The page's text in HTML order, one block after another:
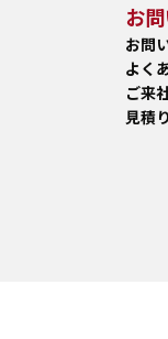
お
お問
よく
ご来
見積